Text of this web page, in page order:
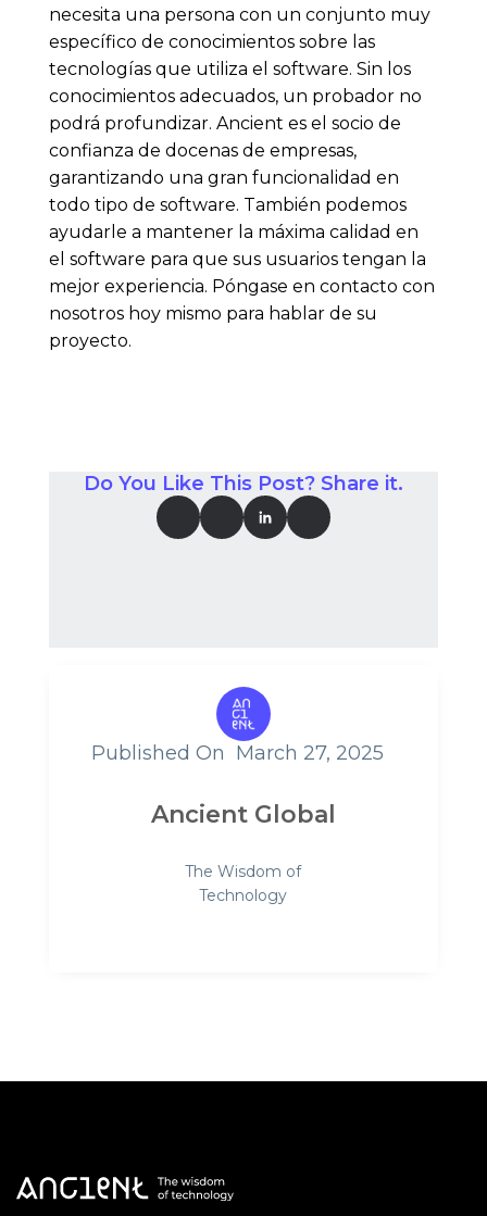
necesita una persona con un conjunto muy
específico de conocimientos sobre las
tecnologías que utiliza el software. Sin los
conocimientos adecuados, un probador no
podrá profundizar. Ancient es el socio de
confianza de docenas de empresas,
garantizando una gran funcionalidad en
todo tipo de software. También podemos
ayudarle a mantener la máxima calidad en
el software para que sus usuarios tengan la
mejor experiencia. Póngase en contacto con
nosotros hoy mismo para hablar de su
proyecto.
Do You Like This Post? Share it.
Published On March 27, 2025
Ancient Global
The Wisdom of
Technology